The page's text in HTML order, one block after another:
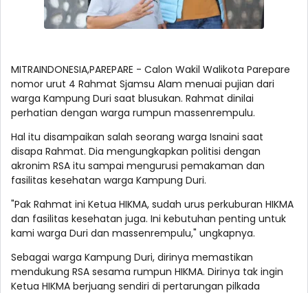
MITRAINDONESIA,PAREPARE - Calon Wakil Walikota Parepare
nomor urut 4 Rahmat Sjamsu Alam menuai pujian dari
warga Kampung Duri saat blusukan. Rahmat dinilai
perhatian dengan warga rumpun massenrempulu.
Hal itu disampaikan salah seorang warga Isnaini saat
disapa Rahmat. Dia mengungkapkan politisi dengan
akronim RSA itu sampai mengurusi pemakaman dan
fasilitas kesehatan warga Kampung Duri.
"Pak Rahmat ini Ketua HIKMA, sudah urus perkuburan HIKMA
dan fasilitas kesehatan juga. Ini kebutuhan penting untuk
kami warga Duri dan massenrempulu," ungkapnya.
Sebagai warga Kampung Duri, dirinya memastikan
mendukung RSA sesama rumpun HIKMA. Dirinya tak ingin
Ketua HIKMA berjuang sendiri di pertarungan pilkada